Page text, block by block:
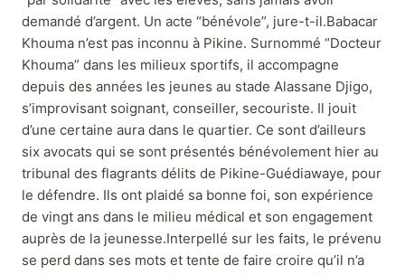
demandé d’argent. Un acte “bénévole”, jure-t-il.Babacar
Khouma n’est pas inconnu à Pikine. Surnommé “Docteur
Khouma” dans les milieux sportifs, il accompagne
depuis des années les jeunes au stade Alassane Djigo,
s’improvisant soignant, conseiller, secouriste. Il jouit
d’une certaine aura dans le quartier. Ce sont d’ailleurs
six avocats qui se sont présentés bénévolement hier au
tribunal des flagrants délits de Pikine-Guédiawaye, pour
le défendre. Ils ont plaidé sa bonne foi, son expérience
de vingt ans dans le milieu médical et son engagement
auprès de la jeunesse.Interpellé sur les faits, le prévenu
se perd dans ses mots et tente de faire croire qu’il n’a